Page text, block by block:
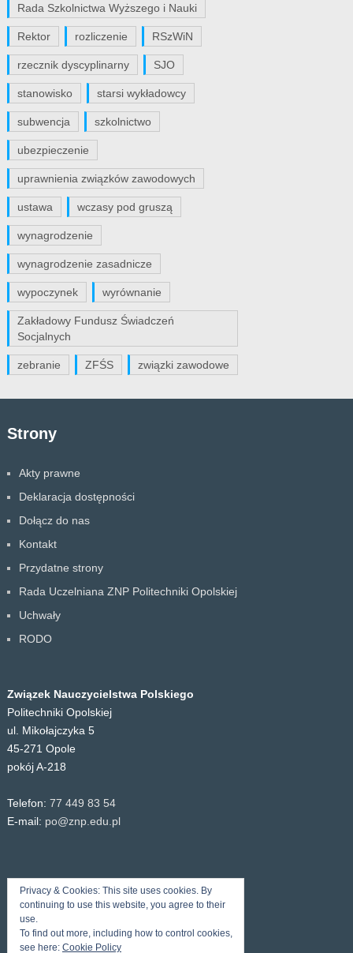
Rada Szkolnictwa Wyższego i Nauki
Rektor rozliczenie RSzWiN
rzecznik dyscyplinarny SJO
stanowisko starsi wykładowcy
subwencja szkolnictwo
ubezpieczenie
uprawnienia związków zawodowych
ustawa wczasy pod gruszą
wynagrodzenie
wynagrodzenie zasadnicze
wypoczynek wyrównanie
Zakładowy Fundusz Świadczeń
Socjalnych
zebranie ZFŚS związki zawodowe
Strony
Akty prawne
Deklaracja dostępności
Dołącz do nas
Kontakt
Przydatne strony
Rada Uczelniana ZNP Politechniki Opolskiej
Uchwały
RODO
Związek Nauczycielstwa Polskiego
Politechniki Opolskiej
ul. Mikołajczyka 5
45-271 Opole
pokój A-218
Telefon: 77 449 83 54
E-mail: po@znp.edu.pl
Privacy & Cookies: This site uses cookies. By
continuing to use this website, you agree to their
use.
To find out more, including how to control cookies,
see here: Cookie Policy